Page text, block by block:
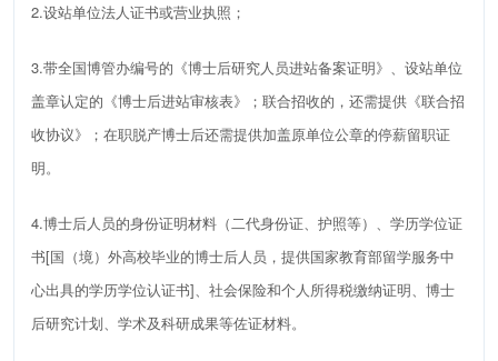
2.设站单位法人证书或营业执照；
3.带全国博管办编号的《博士后研究人员进站备案证明》、设站单位
盖章认定的《博士后进站审核表》；联合招收的，还需提供《联合招
收协议》；在职脱产博士后还需提供加盖原单位公章的停薪留职证
明。
4.博士后人员的身份证明材料（二代身份证、护照等）、学历学位证
书[国（境）外高校毕业的博士后人员，提供国家教育部留学服务中
心出具的学历学位认证书]、社会保险和个人所得税缴纳证明、博士
后研究计划、学术及科研成果等佐证材料。